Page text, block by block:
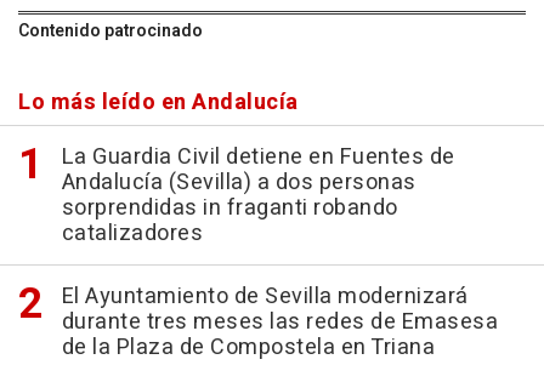
Contenido patrocinado
Lo más leído en Andalucía
La Guardia Civil detiene en Fuentes de
Andalucía (Sevilla) a dos personas
sorprendidas in fraganti robando
catalizadores
El Ayuntamiento de Sevilla modernizará
durante tres meses las redes de Emasesa
de la Plaza de Compostela en Triana